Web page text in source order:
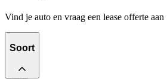
Vind je auto en vraag een lease offerte aan
Soort